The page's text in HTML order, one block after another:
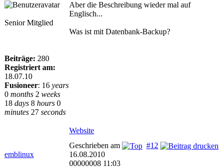
Senior Mitglied
Beiträge: 280
Registriert am:
18.07.10
Fusioneer: 16 years
0 months 2 weeks
18 days 8 hours 0
minutes 27 seconds
Aber die Beschreibung wieder mal auf
Englisch...
Was ist mit Datenbank-Backup?
Website
emblinux
#12
Geschrieben am
16.08.2010
00000008 11:03